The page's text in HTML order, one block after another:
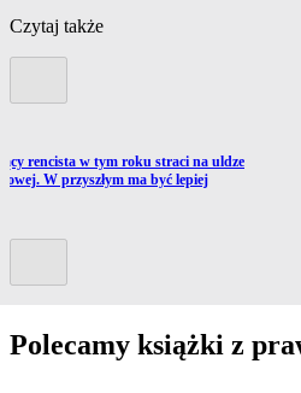
Czytaj także
do artykułu:
rencista w tym roku straci na uldze
W przyszłym ma być lepiej
Polecamy książki z